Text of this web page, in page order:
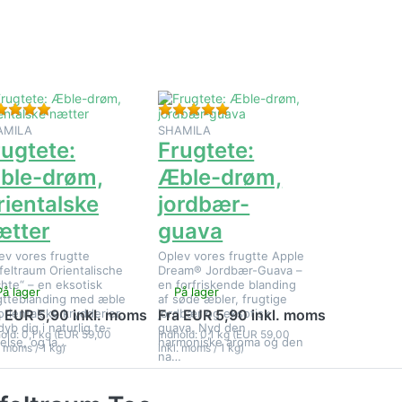
Bedømmelse: 5 fra 5 stjerner. 2 Anmeldelser.
drøm,
vores frugtte
Orientalische
– en eksotisk
med æble
krydderier.
dig i naturlig te-
og la…
lager
EUR 5,90 inkl. moms
0,1 kg (EUR 59,00
moms / 1 kg)
Bedømmelse: 5 fra 5 stjerner.
SHAMILA
Frugtete:
Æble-drøm,
jordbær-
guava
Oplev vores frugtte Apple
Dream® Jordbær-Guava –
en forfriskende blanding
af søde æbler, frugtige
jordbær og eksotisk
guava. Nyd den
harmoniske aroma og den
na…
På lager
Fra EUR 5,90 inkl. moms
Indhold: 0,1 kg (EUR 59,00
inkl. moms / 1 kg)